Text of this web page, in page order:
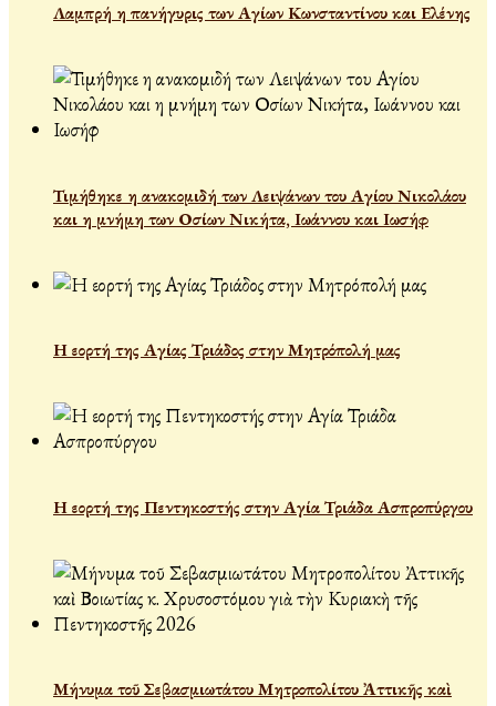
Λαμπρή η πανήγυρις των Αγίων Κωνσταντίνου και Ελένης
Τιμήθηκε η ανακομιδή των Λειψάνων του Αγίου Νικολάου
και η μνήμη των Οσίων Νικήτα, Ιωάννου και Ιωσήφ
Η εορτή της Αγίας Τριάδος στην Μητρόπολή μας
Η εορτή της Πεντηκοστής στην Αγία Τριάδα Ασπροπύργου
Μήνυμα τοῦ Σεβασμιωτάτου Μητροπολίτου Ἀττικῆς καὶ